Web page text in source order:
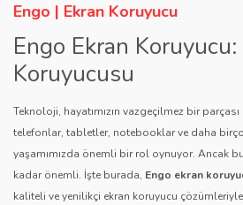
Engo | Ekran Koruyucu
Engo Ekran
Koruyucusu
Teknoloji, hayatımızın vazgeçilmez bir
telefonlar, tabletler, notebooklar ve daha
yaşamımızda önemli bir rol oynuyor. Ancak
kadar önemli. İşte burada, Engo ekran
kaliteli ve yenilikçi ekran koruyucu çözümleriyle